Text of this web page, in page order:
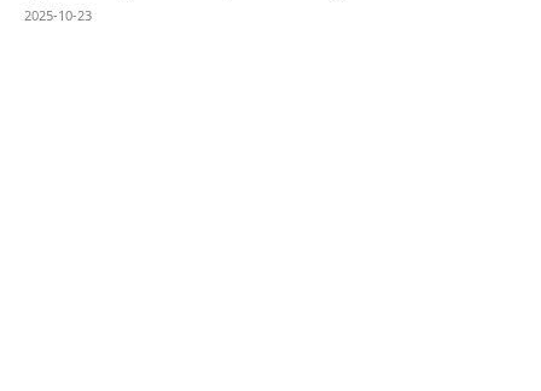
2025-10-23